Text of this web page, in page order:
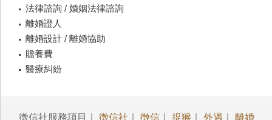
法律諮詢 / 婚姻法律諮詢
離婚證人
離婚設計 / 離婚協助
贍養費
醫療糾紛
徵信社服務項目｜ 徵信社 徵信 捉猴 外遇 離婚